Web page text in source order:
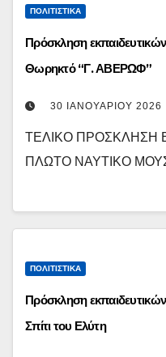
ΠΟΛΙΤΙΣΤΙΚΆ
Πρόσκληση
Θωρηκτό “Γ. ΑΒΕΡΩΦ”
30 ΙΑΝΟΥΑΡΊΟΥ 2026
ΤΕΛΙΚΟ ΠΡΟΣΚΛΗΣΗ
ΠΛΩΤΟ ΝΑΥΤΙΚΟ
ΠΟΛΙΤΙΣΤΙΚΆ
Πρόσκληση
Σπίτι του Ελύτη